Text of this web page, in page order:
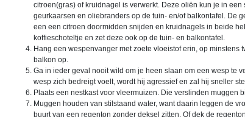
citroen(gras) of kruidnagel is verwerkt. Deze oliën kun je in
geurkaarsen en oliebranders op de tuin- en/of balkontafel. De
een een citroen doormidden snijden en kruidnagels in beide
koffieschoteltje en zet deze ook op de tuin- en balkontafel.
Hang een wespenvanger met zoete vloeistof erin, op minstens
balkon op.
Ga in ieder geval nooit wild om je heen slaan om een wesp te
wesp zich bedreigt voelt, wordt hij agressief en zal hij sneller
Plaats een nestkast voor vleermuizen. Die verslinden muggen
Muggen houden van stilstaand water, want daarin leggen de
buurt van een regenton zonder deksel zitten. Of dek de